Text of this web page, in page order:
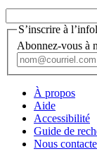
S’inscrire à
Abonnez-vous à
À propos
Aide
Accessibilité
Guide de
Nous